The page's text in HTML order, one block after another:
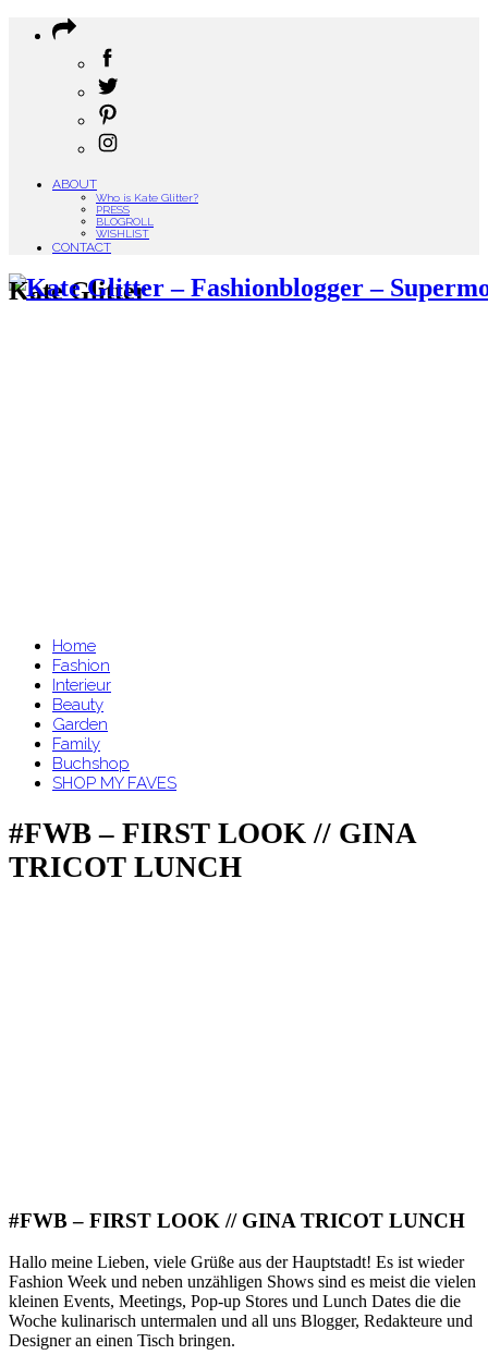
ABOUT
Who is Kate Glitter?
PRESS
BLOGROLL
WISHLIST
CONTACT
Kate Glitter
Home
Fashion
Interieur
Beauty
Garden
Family
Buchshop
SHOP MY FAVES
#FWB – FIRST LOOK // GINA
TRICOT LUNCH
#FWB – FIRST LOOK // GINA TRICOT LUNCH
Hallo meine Lieben, viele Grüße aus der Hauptstadt! Es ist wieder
Fashion Week und neben unzähligen Shows sind es meist die vielen
kleinen Events, Meetings, Pop-up Stores und Lunch Dates die die
Woche kulinarisch untermalen und all uns Blogger, Redakteure und
Designer an einen Tisch bringen.